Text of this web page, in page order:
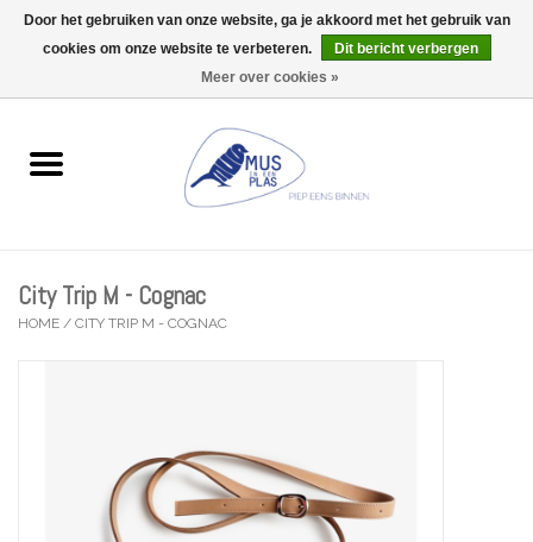
0 Artikelen - €0,00
Wenskaarten
Lifestyle
City Trip M - Cognac
HOME / CITY TRIP M - COGNAC
Door het gebruiken van onze website, ga je akkoord met het gebruik van
cookies om onze website te verbeteren.
Dit bericht verbergen
Meer over cookies »
Wij zijn uitzonderlijk gesloten op Do 06/08 en Do 13/08